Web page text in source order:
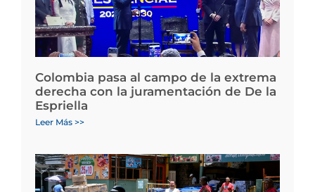
Colombia pasa al campo de la extrema
derecha con la juramentación de De la
Espriella
Leer Más >>